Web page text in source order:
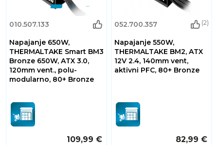
010.507.133
Napajanje 650W,
THERMALTAKE Smart BM3
Bronze 650W, ATX 3.0,
120mm vent., polu-
modularno, 80+ Bronze
109,99 €
052.700.357 (2)
Napajanje 550W,
THERMALTAKE BM2, ATX
12V 2.4, 140mm vent,
aktivni PFC, 80+ Bronze
82,99 €